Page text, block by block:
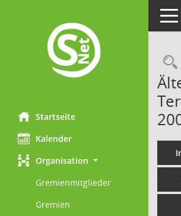
Startseite
Kalender
Organisation
Gremienmitglieder
Gremien